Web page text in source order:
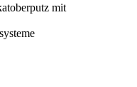
mit